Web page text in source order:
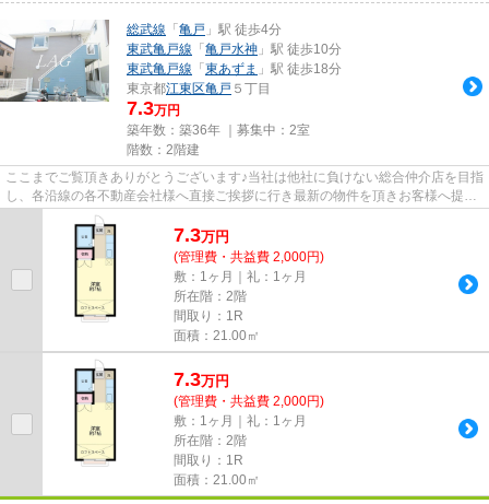
総武線 「 亀戸 」駅 徒歩4分
東武亀戸線 「 亀戸水神 」駅 徒歩10分
東武亀戸線 「 東あずま 」駅 徒歩18分
東京都江東区亀戸 ５丁目
7.3万円
築年数：築36年 ｜募集中： 2室
階数：2階建
ここまでご覧頂きありがとうございます♪当社は他社に負けない総合仲介店を目指
し、各沿線の各不動産会社様へ直接ご挨拶に行き最新の物件を頂きお客様へ提供
しております！最新の情報は...
7.3万円
(管理費・共益費 2,000円)
敷：1ヶ月｜礼：1ヶ月
所在階：2階
間取り：1R
面積：21.00㎡
7.3万円
(管理費・共益費 2,000円)
敷：1ヶ月｜礼：1ヶ月
所在階：2階
間取り：1R
面積：21.00㎡